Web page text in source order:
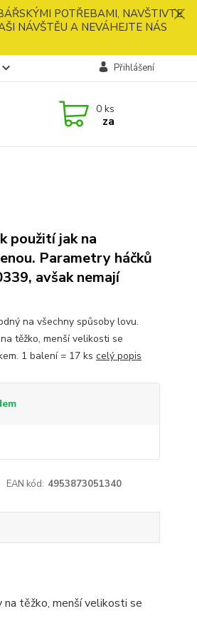
POTŘEBAMI, NAVŠTIVTE
NÁVŠTĚU A NEVÁHEJTE NÁS
Přihlášení
0 ks
za
použití jak na
Parametry háčků
avšak nemají
na všechny spůsoby lovu.
těžko, menší velikosti se
1 balení = 17 ks celý popis
EAN kód: 4953873051340
těžko, menší velikosti se